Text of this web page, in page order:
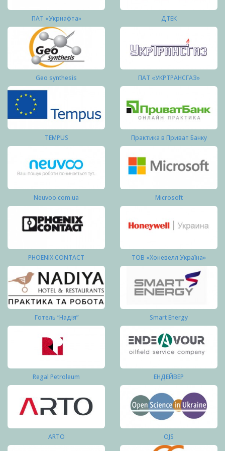
ПАТ «Укрнафта» ДТЕК
Geo synthesis ПАТ «УКРТРАНСГАЗ»
TEMPUS Практика в Приват Банку
Neuvoo.com.ua Microsoft
PHOENIX CONTACT ТОВ «Хоневелл Україна»
Готель “Надія” Smart Energy
Regal Petroleum ЕНДЕЙВЕР
ARTO OJS